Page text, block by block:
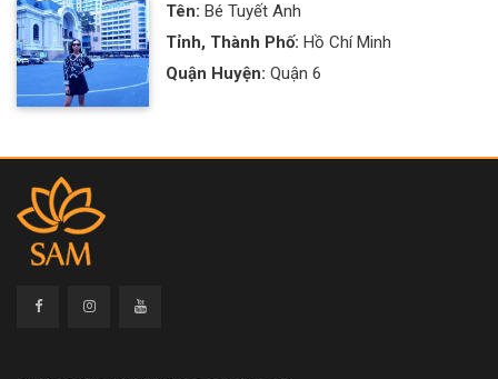
Tên: Bé Tuyết Anh
Tỉnh, Thành Phố: Hồ Chí Minh
Quận Huyện: Quận 6